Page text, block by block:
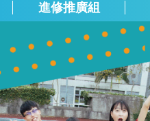
進修推廣組